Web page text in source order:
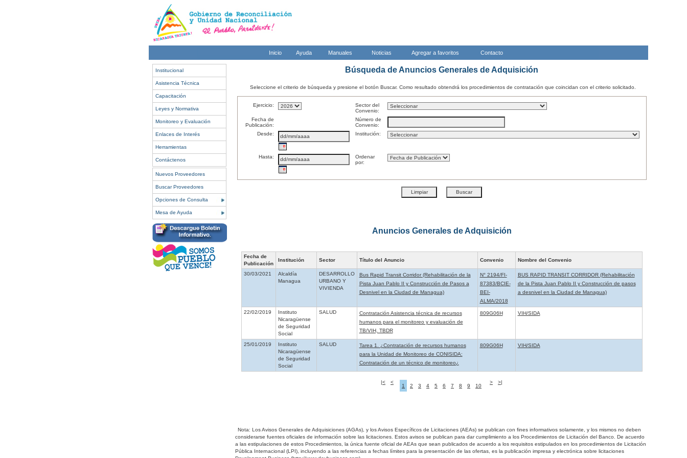
Inicio Ayuda Manuales Noticias Agregar a favoritos Contacto
Institucional
Asistencia Técnica
Capacitación
Leyes y Normativa
Monitoreo y Evaluación
Enlaces de Interés
Herramientas
Contáctenos
Nuevos Proveedores
Buscar Proveedores
Opciones de Consulta
Mesa de Ayuda
Búsqueda de Anuncios Generales de Adquisición
Seleccione el criterio de búsqueda y presione el botón Buscar. Como resultado obtendrá los procedimientos de contratación que coincidan con el criterio solicitado.
Ejercicio:
Sector del
Convenio:
Fecha de
Publicación:
Número de
Convenio:
Desde:
Institución:
Hasta:
Ordenar
por:
Anuncios Generales de Adquisición
Fecha de
Publicación
Institución Sector Título del Anuncio Convenio Nombre del Convenio
30/03/2021
Alcaldía
Managua
DESARROLLO
URBANO Y
VIVIENDA
Bus Rapid Transit Corridor (Rehabilitación de la
Pista Juan Pablo II y Construcción de Pasos a
Desnivel en la Ciudad de Managua)
N° 2194/FI-
87383/BCIE-
BEI-
ALMA/2018
BUS RAPID TRANSIT CORRIDOR (Rehabilitación
de la Pista Juan Pablo II y Construcción de pasos
a desnivel en la Ciudad de Managua)
22/02/2019
Instituto
Nicaragüense
de Seguridad
Social
SALUD
Contratación Asistencia técnica de recursos
humanos para el monitoreo y evaluación de
TB/VIH, TBDR
809G06H VIH/SIDA
25/01/2019
Instituto
Nicaragüense
de Seguridad
Social
SALUD
Tarea 1. ¿Contratación de recursos humanos
para la Unidad de Monitoreo de CONISIDA:
Contratación de un técnico de monitoreo¿
809G06H VIH/SIDA
|< <
1 2 3 4 5 6 7 8 9 10
> >|
Nota: Los Avisos Generales de Adquisiciones (AGAs), y los Avisos Específicos de Licitaciones (AEAs) se publican con fines informativos solamente, y los mismos no deben
considerarse fuentes oficiales de información sobre las licitaciones. Estos avisos se publican para dar cumplimiento a los Procedimientos de Licitación del Banco. De acuerdo
a las estipulaciones de estos Procedimientos, la única fuente oficial de AEAs que sean publicados de acuerdo a los requisitos estipulados en los procedimientos de Licitación
Pública Internacional (LPI), incluyendo a las referencias a fechas límites para la presentación de las ofertas, es la publicación impresa y electrónica sobre licitaciones